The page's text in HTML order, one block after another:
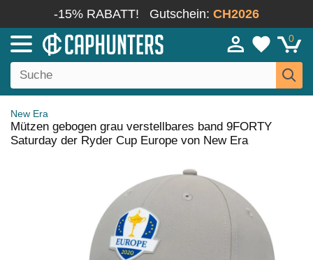
-15% RABATT! Gutschein: CH2026
0
New Era
Mützen gebogen grau verstellbares band 9FORTY
Saturday der Ryder Cup Europe von New Era